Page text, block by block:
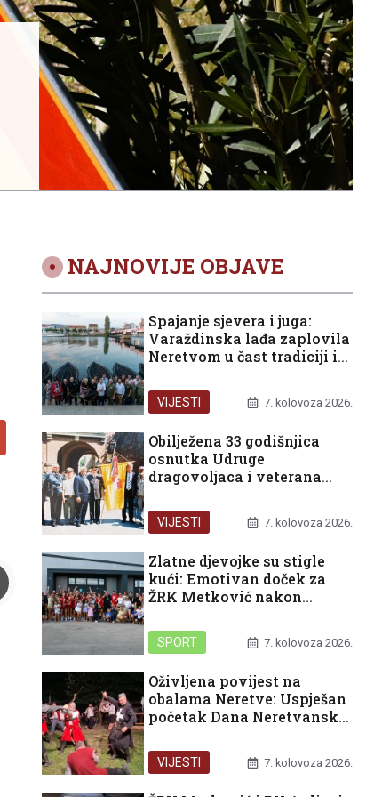
NAJNOVIJE OBJAVE
Spajanje sjevera i juga:
Varaždinska lađa zaplovila
Neretvom u čast tradiciji i
VIJESTI 7. kolovoza 2026.
Obilježena 33 godišnjica
osnutka Udruge
dragovoljaca i veterana
Republike Hrvatske u
organizaciji Podružnice
županije
VIJESTI 7. kolovoza 2026.
Zlatne djevojke su stigle
kući: Emotivan doček za
ŽRK Metković nakon
Rijeci
SPORT 7. kolovoza 2026.
Oživljena povijest na
obalama Neretve: Uspješan
početak Dana Neretvanske
pred nama
VIJESTI 7. kolovoza 2026.